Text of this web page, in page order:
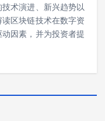
术演进、新兴趋势以
区块链技术在数字资
因素，并为投资者提